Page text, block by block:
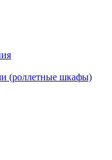
(роллетные шкафы)